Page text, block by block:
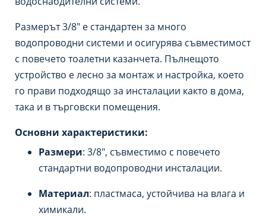
Размерът 3/8″ е стандартен за много
водопроводни системи и осигурява съвместимост
с повечето тоалетни казанчета. Пълнещото
устройство е лесно за монтаж и настройка, което
го прави подходящо за инсталации както в дома,
така и в търговски помещения.
Основни характеристики:
Размери: 3/8″, съвместимо с повечето
стандартни водопроводни инсталации.
Материал: пластмаса, устойчива на влага и
химикали.